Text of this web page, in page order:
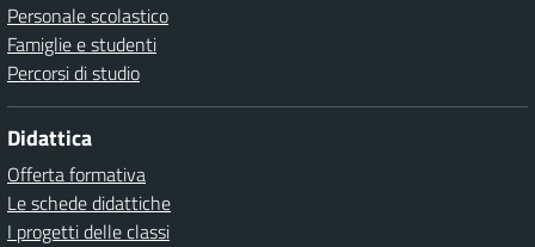
Personale scolastico
Famiglie e studenti
Percorsi di studio
Didattica
Offerta formativa
Le schede didattiche
I progetti delle classi